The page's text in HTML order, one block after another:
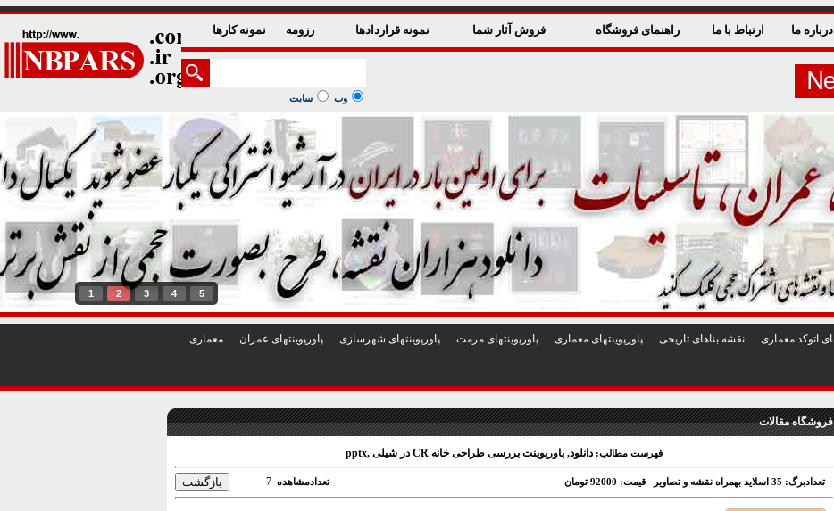
درباره ما ارتباط با ما راهنمای فروشگاه فروش آثار شما نمونه قراردادها رزومه نمونه کارها
وب سایت
1 2 3 4 5
اتوکد معماری نقشه بناهای تاريخی پاورپوينتهای معماری پاورپوينتهای مرمت پاورپوينتهای شهرسازی پاورپوينتهای عمران معماری
فروشگاه مقالات
فهرست مطالب: دانلود, پاورپوینت بررسی طراحی خانه CR در شیلی ,pptx
تعدادبرگ: 35 اسلاید بهمراه نقشه و تصاویر قیمت: 92000 تومان تعدادمشاهده 7